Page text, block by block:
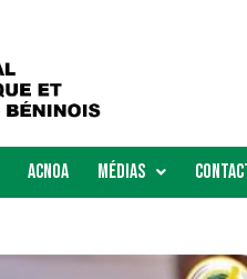
ACNOA Médias